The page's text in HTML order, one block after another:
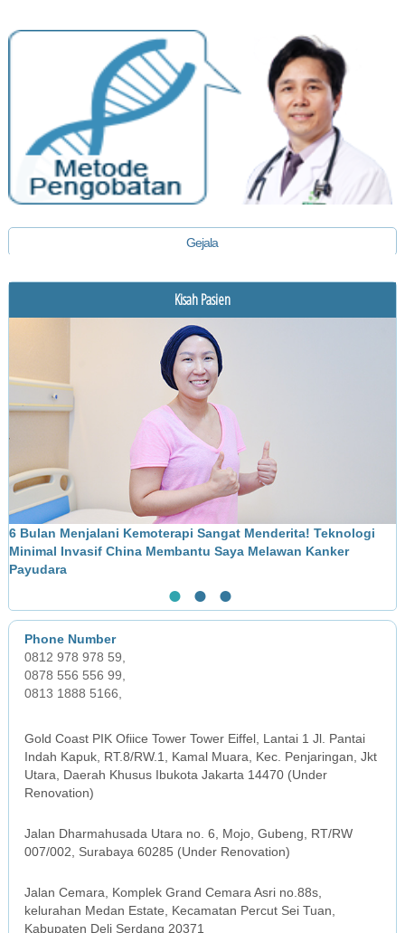
Gejala
Pengobatan
Kisah Pasien
6 Bulan Menjalani Kemoterapi Sangat Menderita! Teknologi
Minimal Invasif China Membantu Saya Melawan Kanker
Payudara
● ● ●
0812 978 978 59,
0878 556 556 99,
0813 1888 5166,
Gold Coast PIK Ofiice Tower Tower Eiffel, Lantai 1 Jl. Pantai
Indah Kapuk, RT.8/RW.1, Kamal Muara, Kec. Penjaringan, Jkt
Utara, Daerah Khusus Ibukota Jakarta 14470 (Under
Renovation)
Jalan Dharmahusada Utara no. 6, Mojo, Gubeng, RT/RW
007/002, Surabaya 60285 (Under Renovation)
Jalan Cemara, Komplek Grand Cemara Asri no.88s,
kelurahan Medan Estate, Kecamatan Percut Sei Tuan,
Kabupaten Deli Serdang 20371